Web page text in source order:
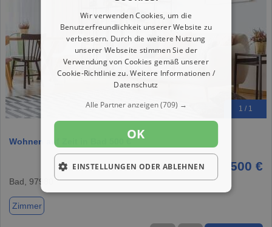
1 / 1
Wohnen auf Zeit in Bad 500 €
500 €
Bad, 97980
Zimmer
Wir verwenden Cookies, um die
Benutzerfreundlichkeit unserer Website zu
verbessern. Durch die weitere Nutzung
unserer Webseite stimmen Sie der
Verwendung von Cookies gemäß unserer
Cookie-Richtlinie zu.Weitere Informationen /
Datenschutz
Alle Partner anzeigen(709) →
OK
EINSTELLUNGEN ODER ABLEHNEN